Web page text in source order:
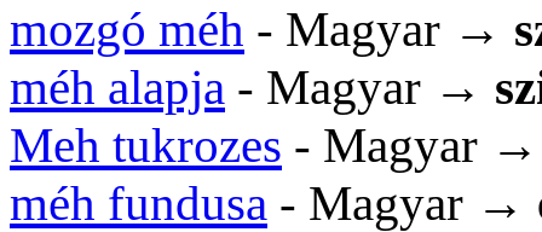
mozgó méh - Magyar →
méh alapja - Magyar →
Meh tukrozes - Magyar
méh fundusa - Magyar →